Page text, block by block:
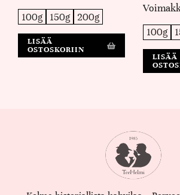
100g 150g 200g
LISÄÄ
OSTOSKORIIN
100g
LISÄÄ